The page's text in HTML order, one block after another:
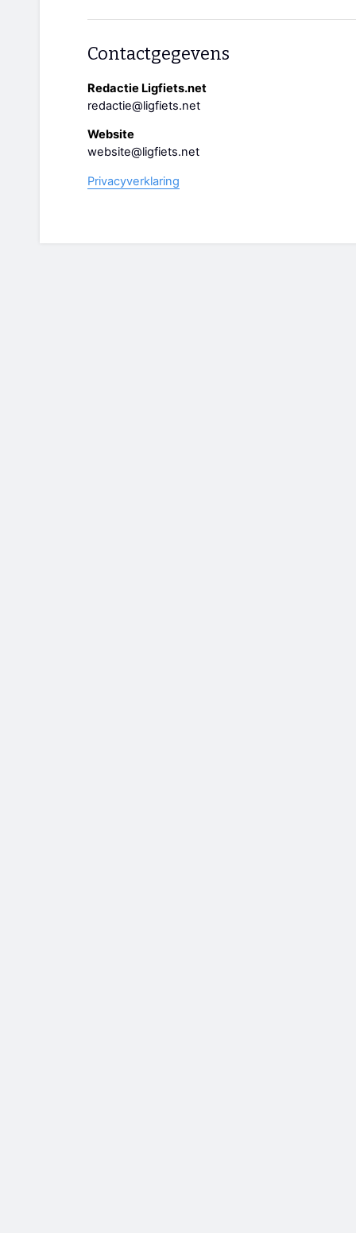
Contactgegevens
Redactie Ligfiets.net
redactie@ligfiets.net
Website
website@ligfiets.net
Privacyverklaring